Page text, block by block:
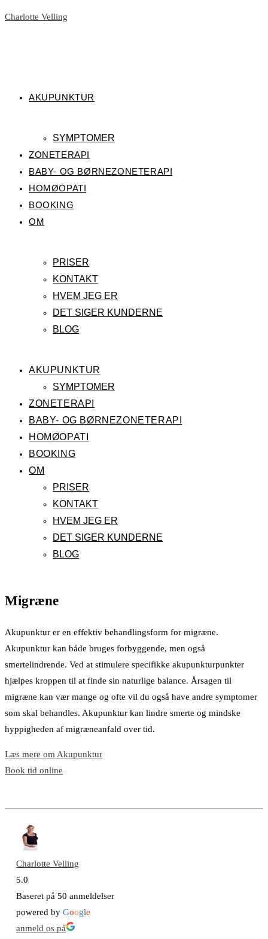
Skip
Charlotte Velling
AKUPUNKTUR
SYMPTOMER
ZONETERAPI
BABY- OG BØRNEZONETERAPI
HOMØOPATI
BOOKING
OM
PRISER
KONTAKT
HVEM JEG ER
DET SIGER KUNDERNE
BLOG
AKUPUNKTUR
SYMPTOMER
ZONETERAPI
BABY- OG BØRNEZONETERAPI
HOMØOPATI
BOOKING
OM
PRISER
KONTAKT
HVEM JEG ER
DET SIGER KUNDERNE
BLOG
Migræne
Akupunktur er en effektiv behandlingsform for migræne.
Akupunktur kan både bruges forbyggende, men også
smertelindrende. Ved at stimulere specifikke akupunkturpunkter
hjælpes kroppen til at finde sin naturlige balance. Årsagen til
migræne kan vær mange og ofte vil du også have andre symptomer
som skal behandles. Akupunktur kan lindre smerte og mindske
hyppigheden af migræneanfald over tid.
Læs mere om Akupunktur
Book tid online
Charlotte Velling
5.0
Baseret på 50 anmeldelser
powered by Google
anmeld os på